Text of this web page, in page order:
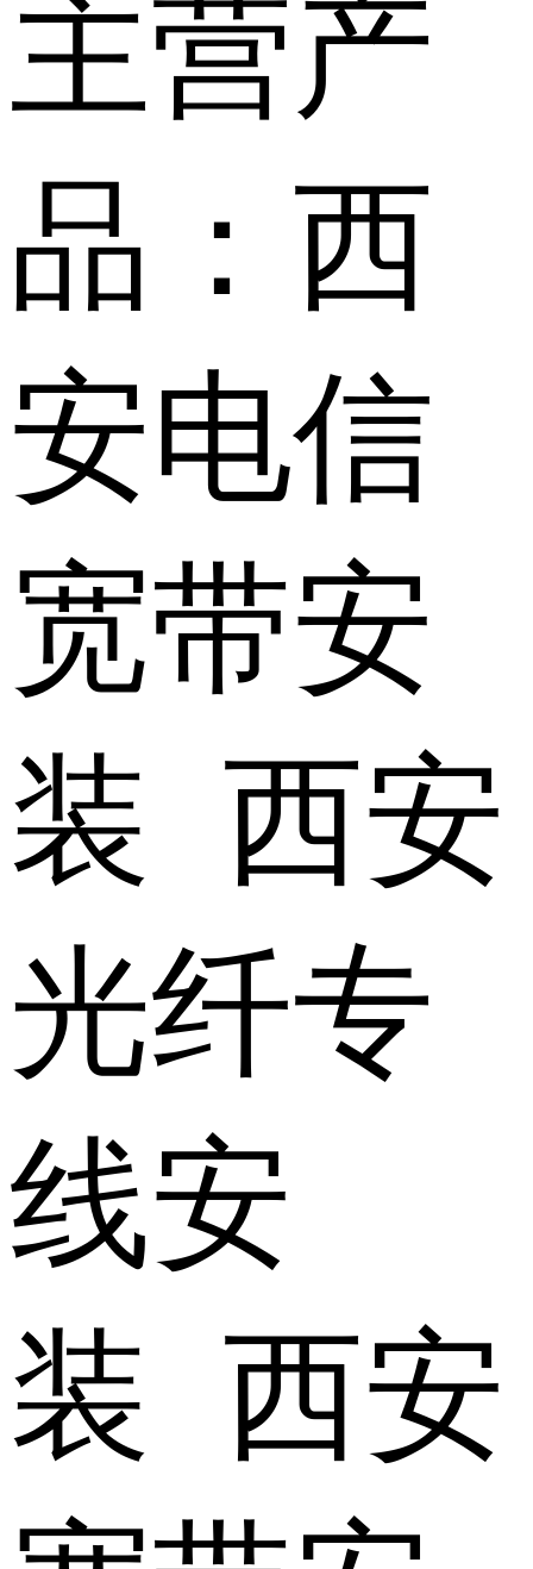
主营产
品：西
安电信
宽带安
装 西安
光纤专
线安
装 西安